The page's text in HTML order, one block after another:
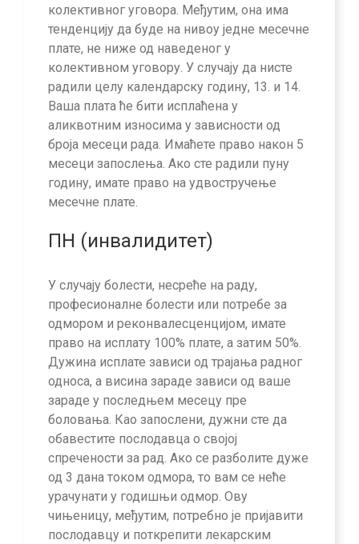
колективног уговора. Међутим, она има
тенденцију да буде на нивоу једне месечне
плате, не ниже од наведеног у
колективном уговору. У случају да нисте
радили целу календарску годину, 13. и 14.
Ваша плата ће бити исплаћена у
аликвотним износима у зависности од
броја месеци рада. Имаћете право након 5
месеци запослења. Ако сте радили пуну
годину, имате право на удвостручење
месечне плате.
ПН (инвалидитет)
У случају болести, несреће на раду,
професионалне болести или потребе за
одмором и реконвалесценцијом, имате
право на исплату 100% плате, а затим 50%.
Дужина исплате зависи од трајања радног
односа, а висина зараде зависи од ваше
зараде у последњем месецу пре
боловања. Као запослени, дужни сте да
обавестите послодавца о својој
спречености за рад. Ако се разболите дуже
од 3 дана током одмора, то вам се неће
урачунати у годишњи одмор. Ову
чињеницу, међутим, потребно је пријавити
послодавцу и поткрепити лекарским